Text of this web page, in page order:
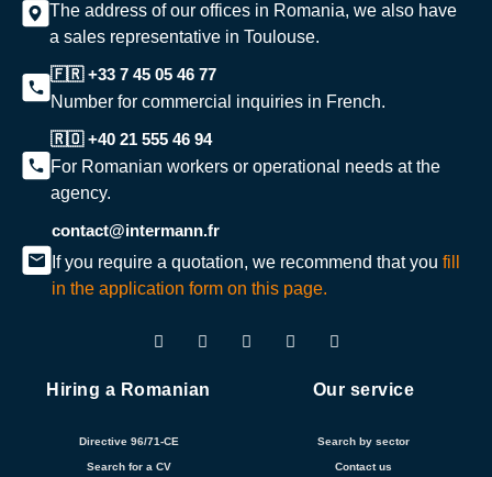
The address of our offices in Romania, we also have
a sales representative in Toulouse.
🇫🇷 +33 7 45 05 46 77
Number for commercial inquiries in French.
🇷🇴 +40 21 555 46 94
For Romanian workers or operational needs at the
agency.
contact@intermann.fr
If you require a quotation, we recommend that you fill
in the application form on this page.
Hiring a Romanian
Directive 96/71-CE
Search for a CV
Our service
Search by sector
Contact us